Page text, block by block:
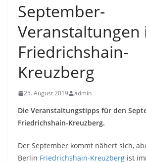
September-
Veranstaltungen
Friedrichshain-
Kreuzberg
25. August 2019 admin
Die Veranstaltungstipps für den
Friedrichshain-Kreuzberg.
Der September kommt nähert sich,
Berlin Friedrichshain-Kreuzberg ist